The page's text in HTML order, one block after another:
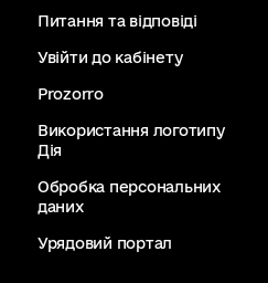
Питання та відповіді
Увійти до кабінету
Prozorro
Використання логотипу
Дія
Обробка персональних
даних
Урядовий портал